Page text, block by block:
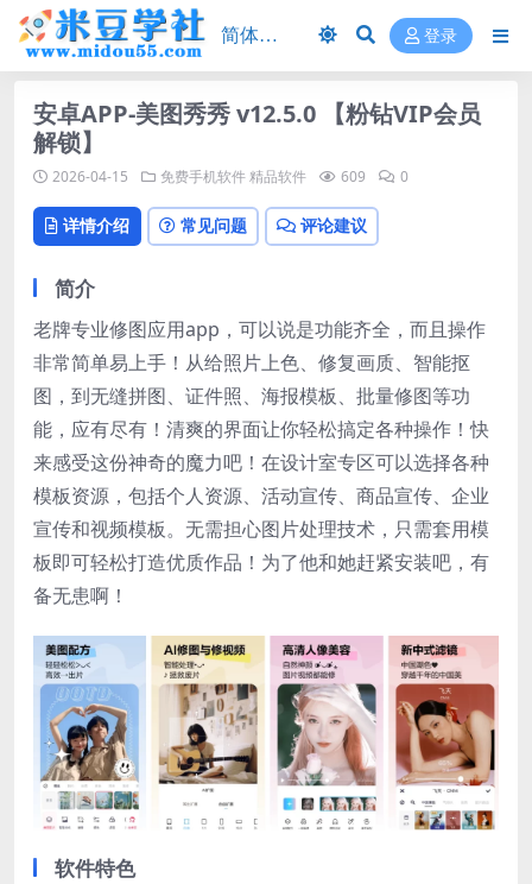
登录
安卓APP-美图秀秀 v12.5.0 【粉钻VIP会员
解锁】
2026-04-15 免费手机软件精品软件 609 0
详情介绍 常见问题 评论建议
简介
老牌专业修图应用app，可以说是功能齐全，而且操作
非常简单易上手！从给照片上色、修复画质、智能抠
图，到无缝拼图、证件照、海报模板、批量修图等功
能，应有尽有！清爽的界面让你轻松搞定各种操作！快
来感受这份神奇的魔力吧！在设计室专区可以选择各种
模板资源，包括个人资源、活动宣传、商品宣传、企业
宣传和视频模板。无需担心图片处理技术，只需套用模
板即可轻松打造优质作品！为了他和她赶紧安装吧，有
备无患啊！
软件特色